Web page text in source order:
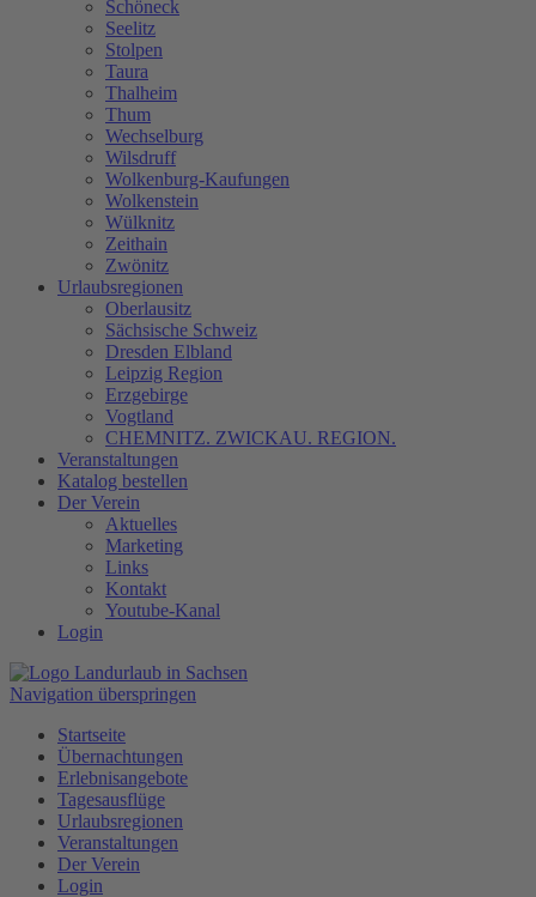
Schöneck
Seelitz
Stolpen
Taura
Thalheim
Thum
Wechselburg
Wilsdruff
Wolkenburg-Kaufungen
Wolkenstein
Wülknitz
Zeithain
Zwönitz
Urlaubsregionen
Oberlausitz
Sächsische Schweiz
Dresden Elbland
Leipzig Region
Erzgebirge
Vogtland
CHEMNITZ. ZWICKAU. REGION.
Veranstaltungen
Katalog bestellen
Der Verein
Aktuelles
Marketing
Links
Kontakt
Youtube-Kanal
Login
Navigation überspringen
Startseite
Übernachtungen
Erlebnisangebote
Tagesausflüge
Urlaubsregionen
Veranstaltungen
Der Verein
Login